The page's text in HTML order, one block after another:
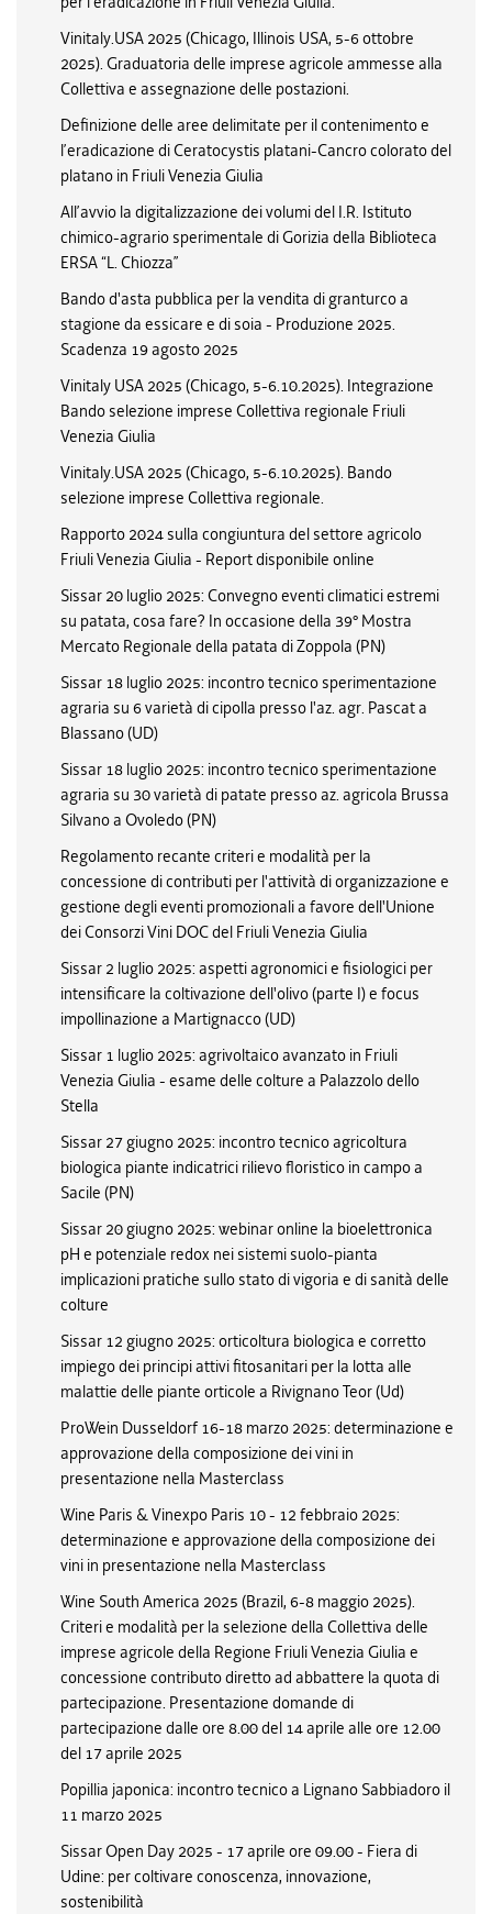
Vinitaly.USA 2025 (Chicago, Illinois USA, 5-6 ottobre
2025). Graduatoria delle imprese agricole ammesse alla
Collettiva e assegnazione delle postazioni.
Definizione delle aree delimitate per il contenimento e
l’eradicazione di Ceratocystis platani-Cancro colorato del
platano in Friuli Venezia Giulia
All’avvio la digitalizzazione dei volumi del I.R. Istituto
chimico-agrario sperimentale di Gorizia della Biblioteca
ERSA “L. Chiozza”
Bando d'asta pubblica per la vendita di granturco a
stagione da essicare e di soia - Produzione 2025.
Scadenza 19 agosto 2025
Vinitaly USA 2025 (Chicago, 5-6.10.2025). Integrazione
Bando selezione imprese Collettiva regionale Friuli
Venezia Giulia
Vinitaly.USA 2025 (Chicago, 5-6.10.2025). Bando
selezione imprese Collettiva regionale.
Rapporto 2024 sulla congiuntura del settore agricolo
Friuli Venezia Giulia - Report disponibile online
Sissar 20 luglio 2025: Convegno eventi climatici estremi
su patata, cosa fare? In occasione della 39° Mostra
Mercato Regionale della patata di Zoppola (PN)
Sissar 18 luglio 2025: incontro tecnico sperimentazione
agraria su 6 varietà di cipolla presso l'az. agr. Pascat a
Blassano (UD)
Sissar 18 luglio 2025: incontro tecnico sperimentazione
agraria su 30 varietà di patate presso az. agricola Brussa
Silvano a Ovoledo (PN)
Regolamento recante criteri e modalità per la
concessione di contributi per l'attività di organizzazione e
gestione degli eventi promozionali a favore dell'Unione
dei Consorzi Vini DOC del Friuli Venezia Giulia
Sissar 2 luglio 2025: aspetti agronomici e fisiologici per
intensificare la coltivazione dell'olivo (parte I) e focus
impollinazione a Martignacco (UD)
Sissar 1 luglio 2025: agrivoltaico avanzato in Friuli
Venezia Giulia - esame delle colture a Palazzolo dello
Stella
Sissar 27 giugno 2025: incontro tecnico agricoltura
biologica piante indicatrici rilievo floristico in campo a
Sacile (PN)
Sissar 20 giugno 2025: webinar online la bioelettronica
pH e potenziale redox nei sistemi suolo-pianta
implicazioni pratiche sullo stato di vigoria e di sanità delle
colture
Sissar 12 giugno 2025: orticoltura biologica e corretto
impiego dei principi attivi fitosanitari per la lotta alle
malattie delle piante orticole a Rivignano Teor (Ud)
ProWein Dusseldorf 16-18 marzo 2025: determinazione e
approvazione della composizione dei vini in
presentazione nella Masterclass
Wine Paris & Vinexpo Paris 10 - 12 febbraio 2025:
determinazione e approvazione della composizione dei
vini in presentazione nella Masterclass
Wine South America 2025 (Brazil, 6-8 maggio 2025).
Criteri e modalità per la selezione della Collettiva delle
imprese agricole della Regione Friuli Venezia Giulia e
concessione contributo diretto ad abbattere la quota di
partecipazione. Presentazione domande di
partecipazione dalle ore 8.00 del 14 aprile alle ore 12.00
del 17 aprile 2025
Popillia japonica: incontro tecnico a Lignano Sabbiadoro il
11 marzo 2025
Sissar Open Day 2025 - 17 aprile ore 09.00 - Fiera di
Udine: per coltivare conoscenza, innovazione,
sostenibilità